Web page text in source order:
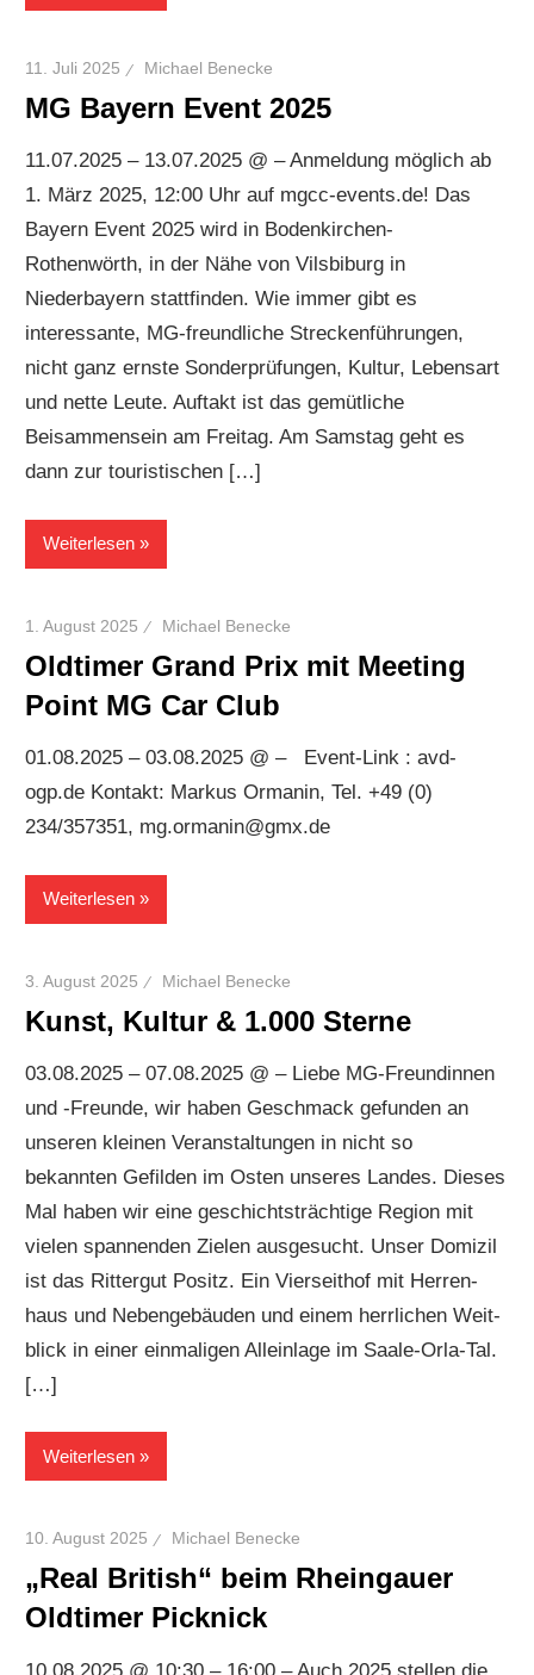
11. Juli 2025 Michael Benecke
MG Bayern Event 2025
11.07.2025 – 13.07.2025 @ – Anmeldung möglich ab
1. März 2025, 12:00 Uhr auf mgcc-events.de! Das
Bayern Event 2025 wird in Bodenkirchen-
Rothenwörth, in der Nähe von Vilsbiburg in
Niederbayern stattfinden. Wie immer gibt es
interessante, MG-freundliche Streckenführungen,
nicht ganz ernste Sonderprüfungen, Kultur, Lebensart
und nette Leute. Auftakt ist das gemütliche
Beisammensein am Freitag. Am Samstag geht es
dann zur touristischen […]
Weiterlesen
1. August 2025 Michael Benecke
Oldtimer Grand Prix mit Meeting
Point MG Car Club
01.08.2025 – 03.08.2025 @ – Event-Link : avd-
ogp.de Kontakt: Markus Ormanin, Tel. +49 (0)
234/357351, mg.ormanin@gmx.de
Weiterlesen
3. August 2025 Michael Benecke
Kunst, Kultur & 1.000 Sterne
03.08.2025 – 07.08.2025 @ – Liebe MG-Freundinnen
und -Freunde, wir haben Geschmack gefunden an
unseren kleinen Veran­staltungen in nicht so
bekannten Gefilden im Osten unseres Landes. Dieses
Mal haben wir eine geschichtsträchtige Region mit
vielen spannenden Zielen ausgesucht. Unser Domizil
ist das Rittergut Positz. Ein Vierseithof mit Herren­
haus und Nebengebäuden und einem herrlichen Weit­
blick in einer einmaligen Alleinlage im Saale-Orla-Tal.
[…]
Weiterlesen
10. August 2025 Michael Benecke
„Real British“ beim Rheingauer
Oldtimer Picknick
10.08.2025 @ 10:30 – 16:00 – Auch 2025 stellen die